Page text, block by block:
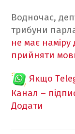
Водночас,
трибуни
не має наміру
прийняти
Якщо
Канал –
Додати